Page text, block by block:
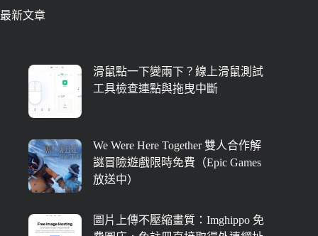
最新文章
滑鼠點一下變兩下？線上滑鼠測試
工具檢查連點與拖曳中斷
We Were Here Together 雙人合作解
謎冒險遊戲限時免費（Epic Games
放送中）
圖片上傳不壓縮畫質：Imghippo 免